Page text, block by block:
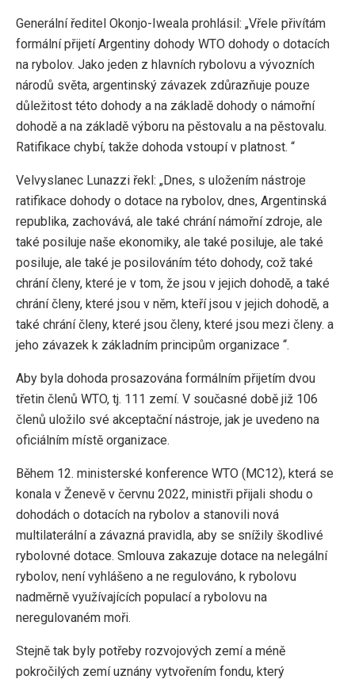
Generální ředitel Okonjo-Iweala prohlásil: „Vřele přivítám
formální přijetí Argentiny dohody WTO dohody o dotacích
na rybolov. Jako jeden z hlavních rybolovu a vývozních
národů světa, argentinský závazek zdůrazňuje pouze
důležitost této dohody a na základě dohody o námořní
dohodě a na základě výboru na pěstovalu a na pěstovalu.
Ratifikace chybí, takže dohoda vstoupí v platnost. “
Velvyslanec Lunazzi řekl: „Dnes, s uložením nástroje
ratifikace dohody o dotace na rybolov, dnes, Argentinská
republika, zachovává, ale také chrání námořní zdroje, ale
také posiluje naše ekonomiky, ale také posiluje, ale také
posiluje, ale také je posilováním této dohody, což také
chrání členy, které je v tom, že jsou v jejich dohodě, a také
chrání členy, které jsou v něm, kteří jsou v jejich dohodě, a
také chrání členy, které jsou členy, které jsou mezi členy. a
jeho závazek k základním principům organizace “.
Aby byla dohoda prosazována formálním přijetím dvou
třetin členů WTO, tj. 111 zemí. V současné době již 106
členů uložilo své akceptační nástroje, jak je uvedeno na
oficiálním místě organizace.
Během 12. ministerské konference WTO (MC12), která se
konala v Ženevě v červnu 2022, ministři přijali shodu o
dohodách o dotacích na rybolov a stanovili nová
multilaterální a závazná pravidla, aby se snížily škodlivé
rybolovné dotace. Smlouva zakazuje dotace na nelegální
rybolov, není vyhlášeno a ne regulováno, k rybolovu
nadměrně využívajících populací a rybolovu na
neregulovaném moři.
Stejně tak byly potřeby rozvojových zemí a méně
pokročilých zemí uznány vytvořením fondu, který